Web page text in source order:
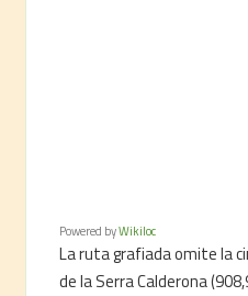
Powered byWikiloc
La ruta grafiada omite la
de la Serra Calderona